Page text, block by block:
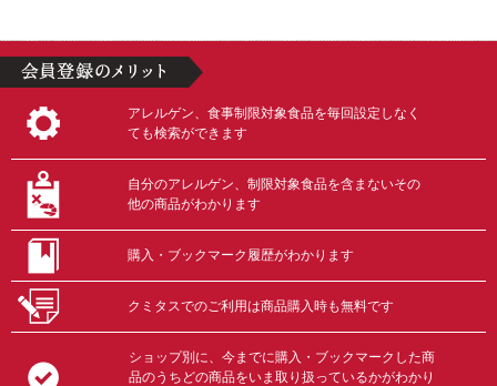
アレルゲン、食事制限対象食品を毎回設定しなく
ても検索ができます
自分のアレルゲン、制限対象食品を含まないその
他の商品がわかります
購入・ブックマーク履歴がわかります
クミタスでのご利用は商品購入時も無料です
ショップ別に、今までに購入・ブックマークした商
品のうちどの商品をいま取り扱っているかがわかり